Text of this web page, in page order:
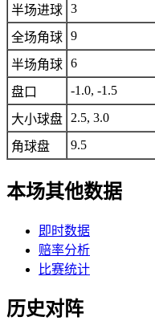
半场进球 3
全场角球 9
半场角球 6
盘口 -1.0, -1.5
大小球盘 2.5, 3.0
角球盘 9.5
本场其他数据
即时数据
赔率分析
比赛统计
历史对阵